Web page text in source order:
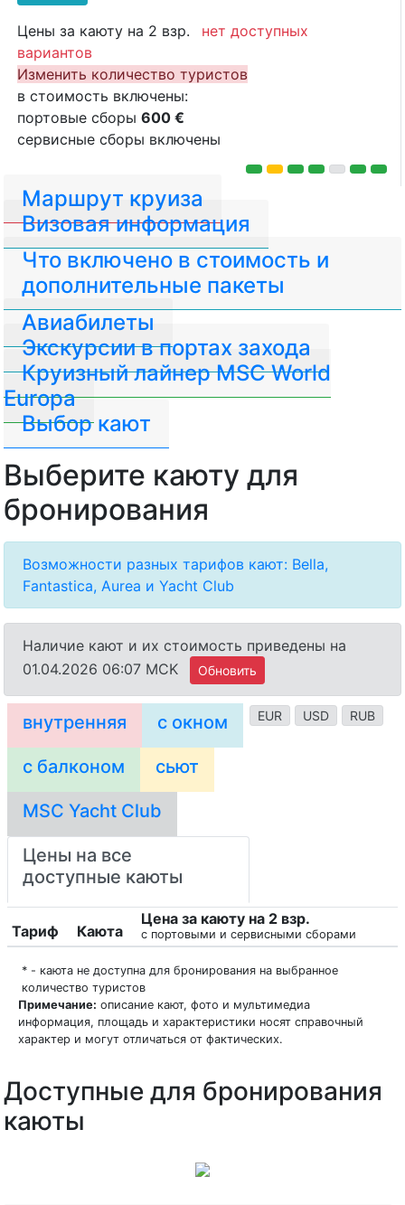
Цены за каюту на 2 взр.
нет доступных
вариантов
Изменить количество туристов
в стоимость включены:
портовые сборы 600 €
сервисные сборы включены
Маршрут круиза
Визовая информация
Авиабилеты
Что включено в стоимость и
дополнительные пакеты
Экскурсии в портах захода
Круизный лайнер MSC World
Europa
Выбор кают
Выберите каюту для
бронирования
Возможности разных тарифов кают: Bella,
Fantastica, Aurea и Yacht Club
Наличие кают и их стоимость приведены на
01.04.2026 06:07 MCK
Обновить
EUR USD RUB
внутренняя с окном
с балконом сьют
MSC Yacht Club
Цены на все
доступные каюты
Тариф Каюта
Цена за каюту на 2 взр.
с портовыми и сервисными сборами
* - каюта не доступна для бронирования на выбранное
количество туристов
Примечание: описание кают, фото и мультимедиа
информация, площадь и характеристики носят справочный
характер и могут отличаться от фактических.
Доступные для бронирования
каюты